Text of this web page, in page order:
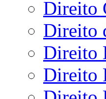
Direito
Direito
Direito
Direito